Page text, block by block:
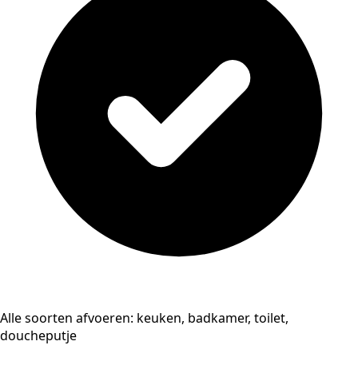
Alle soorten afvoeren: keuken, badkamer, toilet,
doucheputje